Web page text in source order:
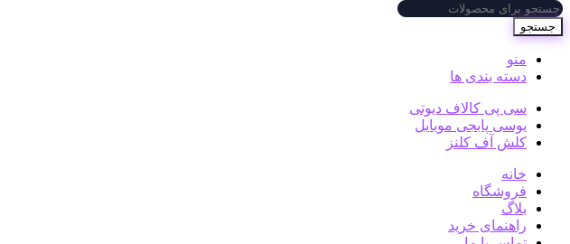
جستجو
منو
دسته بندی ها
سی پی کالاف دیوتی
یوسی پابجی موبایل
کلش آف کلنز
خانه
فروشگاه
بلاگ
راهنمای خرید